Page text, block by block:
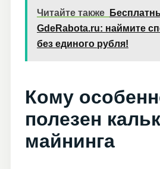
Читайте также
GdeRabota.ru: наймите
без единого рубля!
Кому
полезен
майнинга